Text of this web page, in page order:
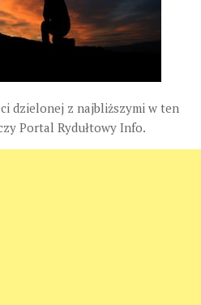
dzielonej z najbliższymi w ten
Portal Rydułtowy Info.